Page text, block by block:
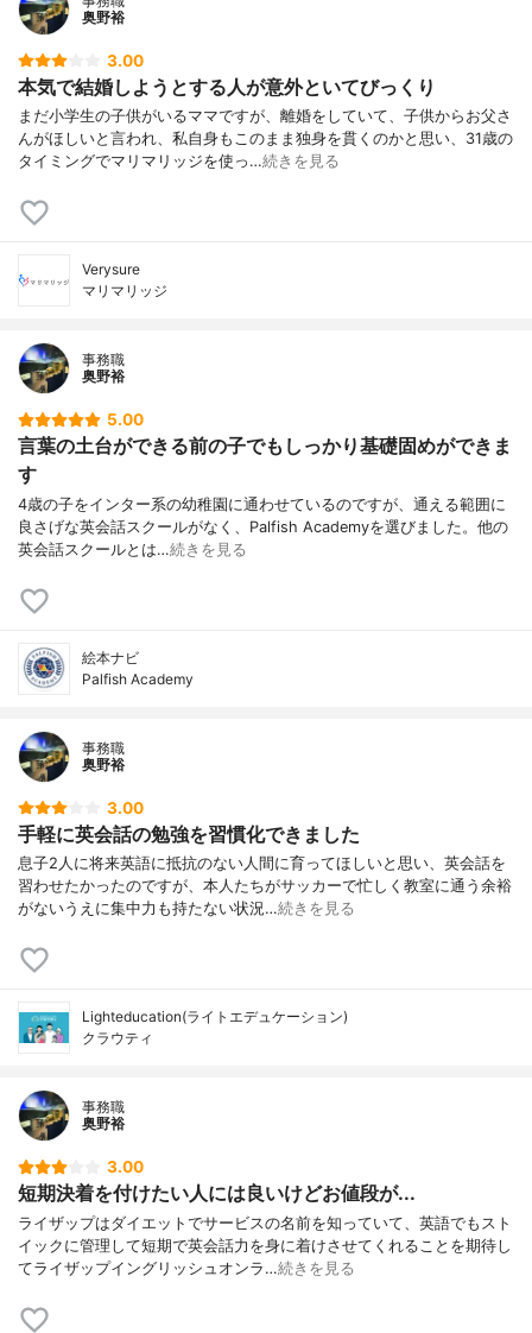
奥野裕
3.00
本気で結婚しようとする人が意外といてびっくり
まだ小学生の子供がいるママですが、離婚をしていて、子供からお父さ
んがほしいと言われ、私自身もこのまま独身を貫くのかと思い、31歳の
タイミングでマリマリッジを使っ…続きを見る
Verysure
マリマリッジ
事務職
奥野裕
5.00
言葉の土台ができる前の子でもしっかり基礎固めができま
す
4歳の子をインター系の幼稚園に通わせているのですが、通える範囲に
良さげな英会話スクールがなく、Palfish Academyを選びました。他の
英会話スクールとは…続きを見る
絵本ナビ
Palfish Academy
事務職
奥野裕
3.00
手軽に英会話の勉強を習慣化できました
息子2人に将来英語に抵抗のない人間に育ってほしいと思い、英会話を
習わせたかったのですが、本人たちがサッカーで忙しく教室に通う余裕
がないうえに集中力も持たない状況…続きを見る
Lighteducation(ライトエデュケーション)
クラウティ
事務職
奥野裕
3.00
短期決着を付けたい人には良いけどお値段が...
ライザップはダイエットでサービスの名前を知っていて、英語でもスト
イックに管理して短期で英会話力を身に着けさせてくれることを期待し
てライザップイングリッシュオンラ…続きを見る